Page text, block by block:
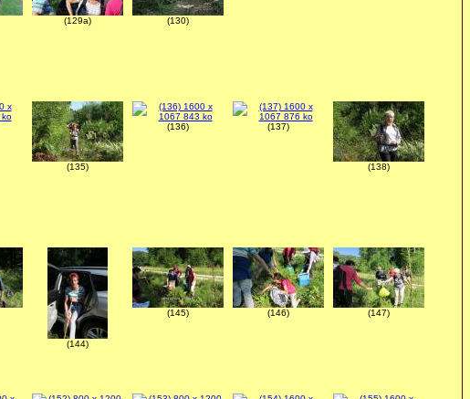
(129a) (130)
(135)
(136) (137)
(138)
(144)
(145) (146) (147)